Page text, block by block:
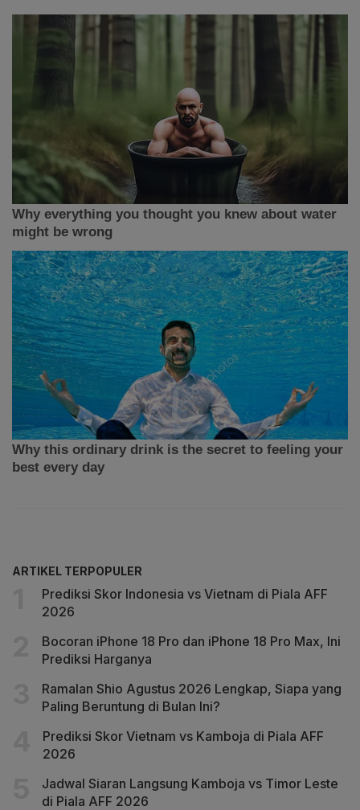
ARTIKEL TERPOPULER
Prediksi Skor Indonesia vs Vietnam di Piala AFF
2026
Bocoran iPhone 18 Pro dan iPhone 18 Pro Max, Ini
Prediksi Harganya
Ramalan Shio Agustus 2026 Lengkap, Siapa yang
Paling Beruntung di Bulan Ini?
Prediksi Skor Vietnam vs Kamboja di Piala AFF
2026
Jadwal Siaran Langsung Kamboja vs Timor Leste
di Piala AFF 2026